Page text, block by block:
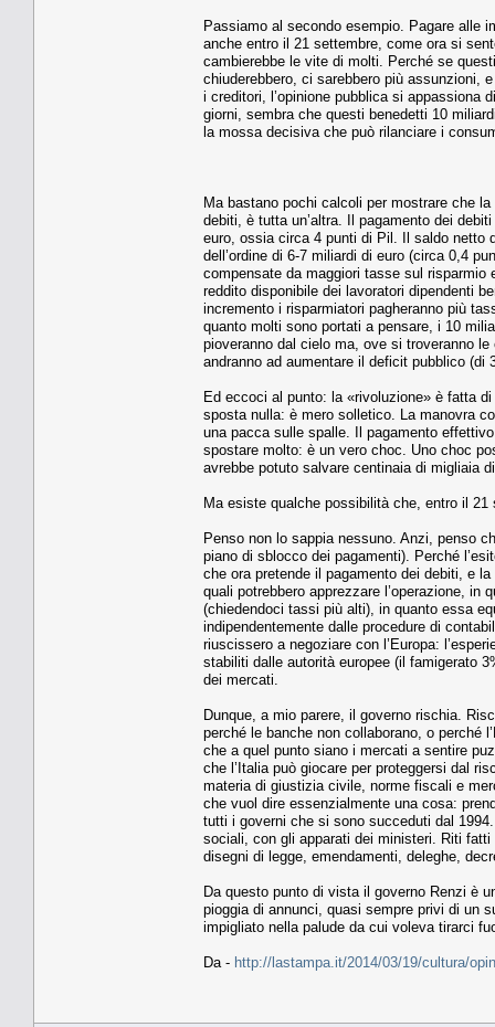
Passiamo al secondo esempio. Pagare alle
anche entro il 21 settembre, come ora si
cambierebbe le vite di molti. Perché se
chiuderebbero, ci sarebbero più assunzioni,
i creditori, l’opinione pubblica si appassiona
giorni, sembra che questi benedetti 10
la mossa decisiva che può rilanciare i
Ma bastano pochi calcoli per mostrare che
debiti, è tutta un’altra. Il pagamento dei
euro, ossia circa 4 punti di Pil. Il saldo netto
dell’ordine di 6-7 miliardi di euro (circa 0,4
compensate da maggiori tasse sul
reddito disponibile dei lavoratori dipendenti
incremento i risparmiatori pagheranno più
quanto molti sono portati a pensare, i 10
pioveranno dal cielo ma, ove si troveranno
andranno ad aumentare il deficit pubblico
Ed eccoci al punto: la «rivoluzione» è fatta
sposta nulla: è mero solletico. La manovra
una pacca sulle spalle. Il pagamento
spostare molto: è un vero choc. Uno choc
avrebbe potuto salvare centinaia di migliaia
Ma esiste qualche possibilità che, entro il
Penso non lo sappia nessuno. Anzi, penso
piano di sblocco dei pagamenti). Perché
che ora pretende il pagamento dei debiti, e
quali potrebbero apprezzare l’operazione, in
(chiedendoci tassi più alti), in quanto essa
indipendentemente dalle procedure di
riuscissero a negoziare con l’Europa:
stabiliti dalle autorità europee (il famigerato
dei mercati.
Dunque, a mio parere, il governo rischia.
perché le banche non collaborano, o perché
che a quel punto siano i mercati a sentire
che l’Italia può giocare per proteggersi dal
materia di giustizia civile, norme fiscali e
che vuol dire essenzialmente una cosa:
tutti i governi che si sono succeduti dal
sociali, con gli apparati dei ministeri. Riti
disegni di legge, emendamenti, deleghe,
Da questo punto di vista il governo Renzi è
pioggia di annunci, quasi sempre privi di un
impigliato nella palude da cui voleva tirarci
Da - http://lastampa.it/2014/03/19/cultura/